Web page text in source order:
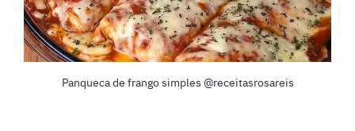
Panqueca de frango simples @receitasrosareis